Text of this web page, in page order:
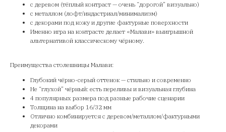
с деревом (тёплый контраст — очень “дорогой” визуально)
с металлом (лофт/индастриал/минимализм)
с декорами под кожу и другие фактурные поверхности
Именно игра на контрасте делает «Малави» выигрышной
альтернативой классическому чёрному.
Преимущества столешницы Малави:
Глубокий чёрно-серый оттенок — стильно и современно
Не “глухой” чёрный: есть переливы и визуальная глубина
4 популярных размера под разные рабочие сценарии
Толщина на выбор 16/32 мм
Отлично комбинируется с деревом/металлом/фактурными
декорами